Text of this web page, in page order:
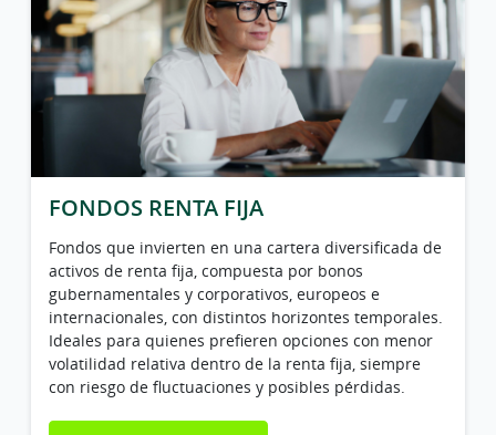
FONDOS RENTA FIJA
Fondos que invierten en una cartera diversificada de
activos de renta fija, compuesta por bonos
gubernamentales y corporativos, europeos e
internacionales, con distintos horizontes temporales.
Ideales para quienes prefieren opciones con menor
volatilidad relativa dentro de la renta fija, siempre
con riesgo de fluctuaciones y posibles pérdidas.